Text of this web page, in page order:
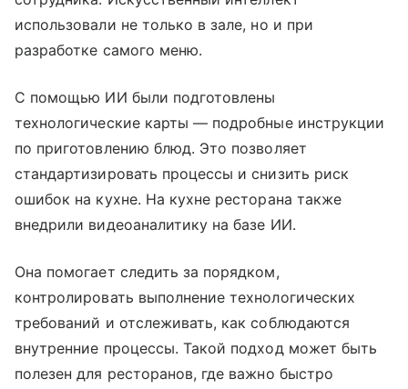
использовали не только в зале, но и при
разработке самого меню.
С помощью ИИ были подготовлены
технологические карты — подробные инструкции
по приготовлению блюд. Это позволяет
стандартизировать процессы и снизить риск
ошибок на кухне. На кухне ресторана также
внедрили видеоаналитику на базе ИИ.
Она помогает следить за порядком,
контролировать выполнение технологических
требований и отслеживать, как соблюдаются
внутренние процессы. Такой подход может быть
полезен для ресторанов, где важно быстро